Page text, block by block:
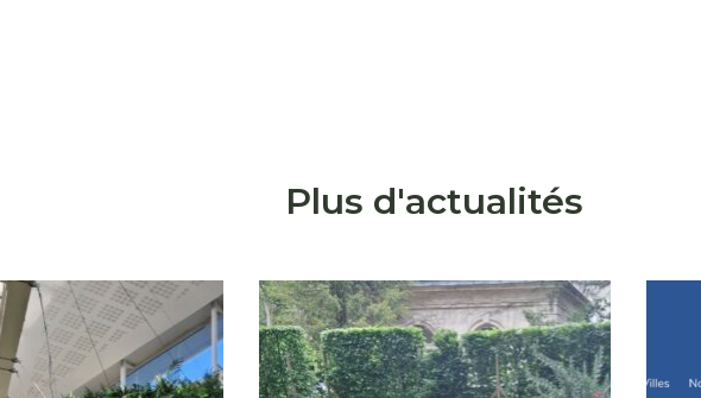
Plus d'actualités